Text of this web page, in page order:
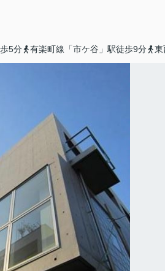
5分
有楽町線「市ケ谷」駅徒歩9分 東